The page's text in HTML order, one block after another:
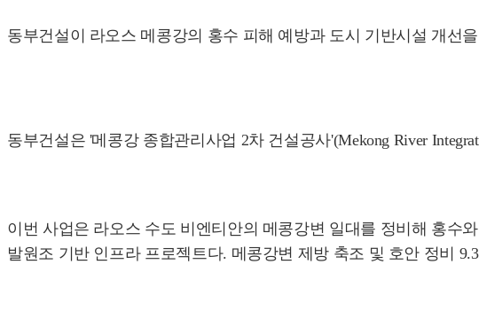
동부건설이 라오스 메콩강의 홍수 피해 예방과 도시 기반시설 개선
동부건설은 '메콩강 종합관리사업 2차 건설공사'(Mekong River
이번 사업은 라오스 수도 비엔티안의 메콩강변 일대를 정비해 홍수
발원조 기반 인프라 프로젝트다. 메콩강변 제방 축조 및 호안 정비